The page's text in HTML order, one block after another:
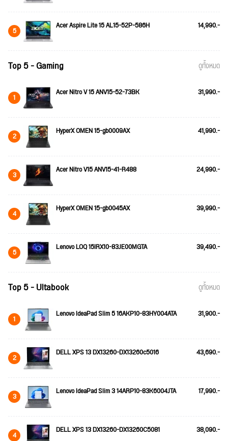
5 Acer Aspire Lite 15 AL15-52P-586H 14,990.-
Top 5 - Gaming ดูทั้งหมด
1 Acer Nitro V 15 ANV15-52-73BK 31,990.-
2 HyperX OMEN 15-gb0009AX 41,990.-
3 Acer Nitro V15 ANV15-41-R488 24,990.-
4 HyperX OMEN 15-gb0045AX 39,990.-
5 Lenovo LOQ 15IRX10-83JE00MGTA 39,490.-
Top 5 - Ultabook ดูทั้งหมด
1 Lenovo IdeaPad Slim 5 16AKP10-83HY004ATA 31,900.-
2 DELL XPS 13 DX13260-DX13260c5016 43,690.-
3 Lenovo IdeaPad Slim 3 14ARP10-83K6004JTA 17,990.-
4 DELL XPS 13 DX13260-DX13260C5081 38,090.-